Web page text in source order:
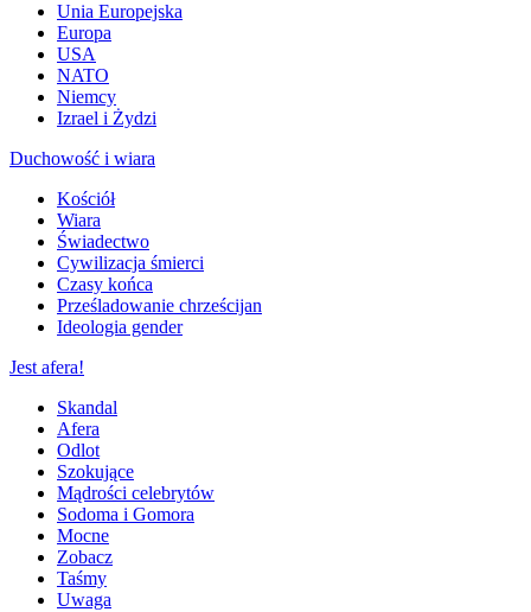
Unia Europejska
Europa
USA
NATO
Niemcy
Izrael i Żydzi
Duchowość i wiara
Kościół
Wiara
Świadectwo
Cywilizacja śmierci
Czasy końca
Prześladowanie chrześcijan
Ideologia gender
Jest afera!
Skandal
Afera
Odlot
Szokujące
Mądrości celebrytów
Sodoma i Gomora
Mocne
Zobacz
Taśmy
Uwaga